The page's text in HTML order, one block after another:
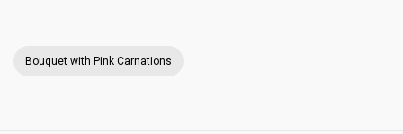
Bouquet with Pink Carnations